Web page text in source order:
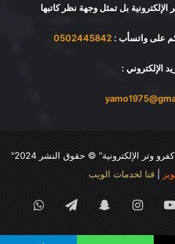
بل تمثل وجهة نظر كاتبها
على واتسأب : 0502445842
الإلكتروني :
كفرو وتر الإلكترونية" © حقوق النشر 2024"
|قنا لخدمات الويب
‫YouTubeانستقرامسناب
تشات
تيلقرام